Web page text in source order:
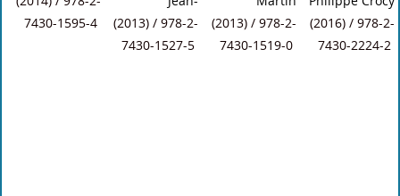
résolus/
F. de Carfort
340-00749-9